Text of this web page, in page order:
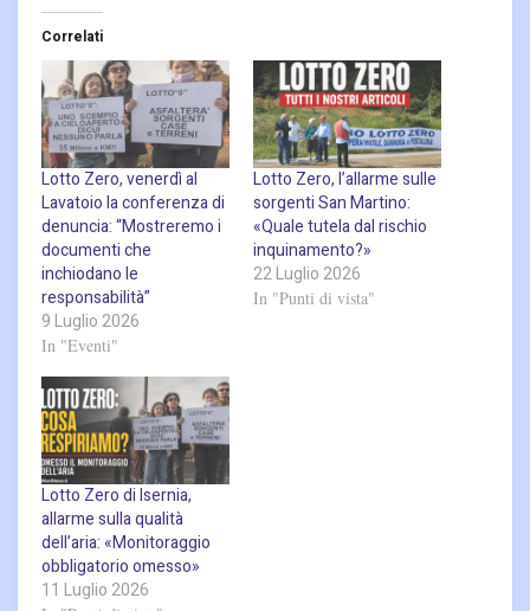
Correlati
Lotto Zero, venerdì al
Lavatoio la conferenza di
denuncia: “Mostreremo i
documenti che
inchiodano le
responsabilità”
9 Luglio 2026
In "Eventi"
Lotto Zero, l’allarme sulle
sorgenti San Martino:
«Quale tutela dal rischio
inquinamento?»
22 Luglio 2026
In "Punti di vista"
Lotto Zero di Isernia,
allarme sulla qualità
dell’aria: «Monitoraggio
obbligatorio omesso»
11 Luglio 2026